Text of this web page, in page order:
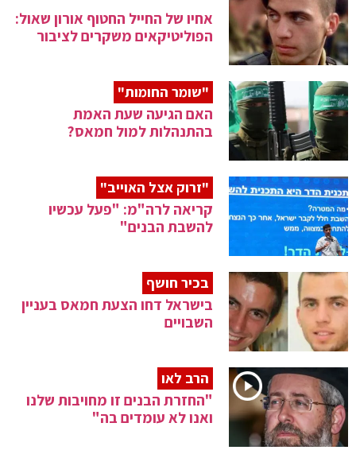
אחיו של החייל החטוף אורון שאול:
הפוליטיקאים משקרים לציבור
"שומר החומות"
האם הגיעה שעת האמת
בהתנהלות למול חמאס?
"זרוק אצל האוייב"
קריאה לרה"מ: "פעל עכשיו
להשבת הבנים"
בכיר חושף
בישראל דחו הצעת חמאס בעניין
השבויים
הרב לאו
"החזרת הבנים זו מחויבות שלנו
ואנו לא עומדים בה"